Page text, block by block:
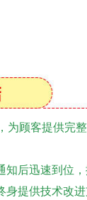
为顾客提供完
后迅速到位，
提供技术改进